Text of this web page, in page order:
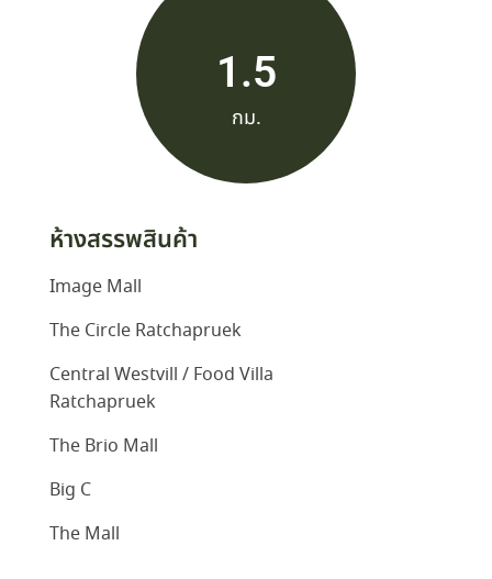
1.5
กม.
ห้างสรรพสินค้า
Image Mall
The Circle Ratchapruek
Central Westvill / Food Villa
Ratchapruek
The Brio Mall
Big C
The Mall